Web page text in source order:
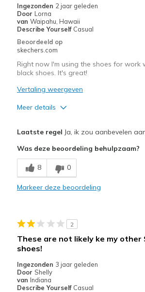
Travel
Width
Feels too wide
Sizing
View On Shoes
Ingezonden 2 jaar geleden
Door Lorna
van Waipahu, Hawaii
Describe Yourself Casual
Beoordeeld op
skechers.com
Right now I'm using the shoes for work
black shoes. It's great!
Vertaling weergeven
Meer details
Beste toepassingen
Going Out
Work
Laatste regel Ja, ik zou aanbevelen
Was deze beoordeling behulpzaam?
8 0
Markeer deze beoordeling
2
These are not likely ke my other
shoes!
Ingezonden 3 jaar geleden
Door Shelly
van Indiana
Describe Yourself Casual